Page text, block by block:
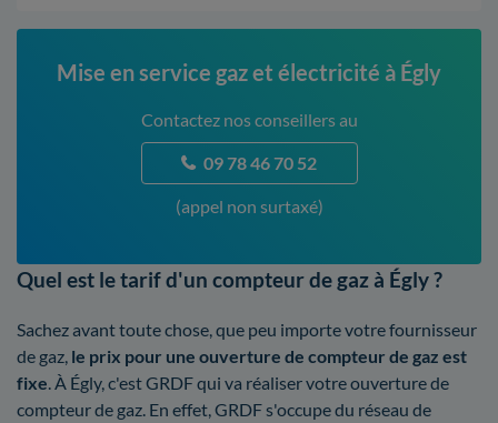
Mise en service gaz et électricité à Égly
Contactez nos conseillers au
09 78 46 70 52
(appel non surtaxé)
Quel est le tarif d'un compteur de gaz à Égly ?
Sachez avant toute chose, que peu importe votre fournisseur
de gaz, le prix pour une ouverture de compteur de gaz est
fixe. À Égly, c'est GRDF qui va réaliser votre ouverture de
compteur de gaz. En effet, GRDF s'occupe du réseau de